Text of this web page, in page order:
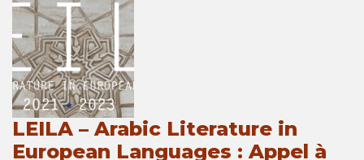
LEILA – Arabic Literature in
European Languages : Appel à